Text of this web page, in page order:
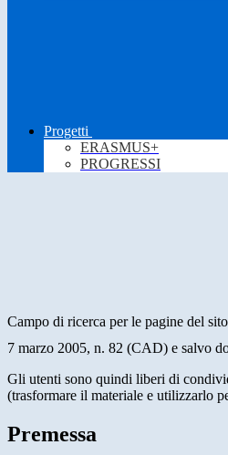
Progetti
ERASMUS+
PROGRESSI
Campo di ricerca per le pagine del sito
7 marzo 2005, n. 82 (CAD) e salvo
Gli utenti sono quindi liberi di
(trasformare il materiale e utilizzarlo
Premessa